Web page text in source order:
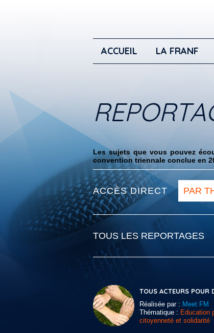
ACCUEIL LA FRANF
Les sujets que vous pouvez
convention triennale conclue en
ACCÈS DIRECT PAR
TOUS LES REPORTAGES
TOUS ACTEURS POUR
Réalisée par : Meet FM
Thématique : Education
citoyenneté et solidarité